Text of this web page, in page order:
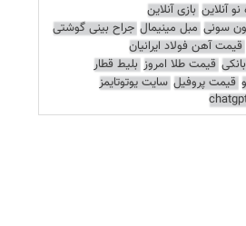
نو آنلاین بازی آنلاین
سونی مبل مینیمال جراح بینی گوشتی
قیمت آهن فولاد ایرانیان
قیمت طلا امروز بلیط قطار
قیمت پروفیل سایت یوتوتایمز